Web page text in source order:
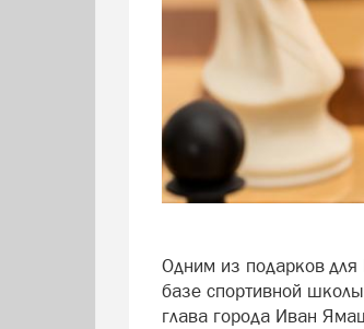
Одним из подарков для
базе спортивной
глава города Иван